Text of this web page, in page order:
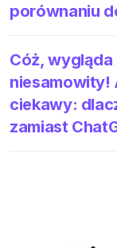
porównaniu
Cóż, wygląda
niesamowity!
ciekawy:
zamiast